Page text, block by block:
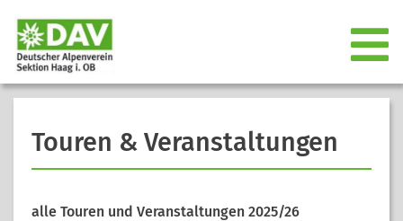
Touren & Veranstaltungen
alle Touren und Veranstaltungen 2025/26